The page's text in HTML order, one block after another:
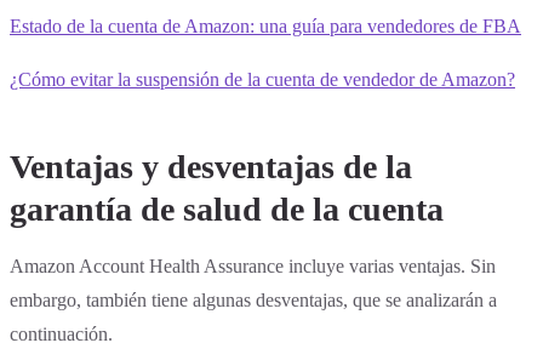
Estado de la cuenta de Amazon: una guía para vendedores de FBA
¿Cómo evitar la suspensión de la cuenta de vendedor de Amazon?
Ventajas y desventajas de la
garantía de salud de la cuenta
Amazon Account Health Assurance incluye varias ventajas. Sin
embargo, también tiene algunas desventajas, que se analizarán a
continuación.